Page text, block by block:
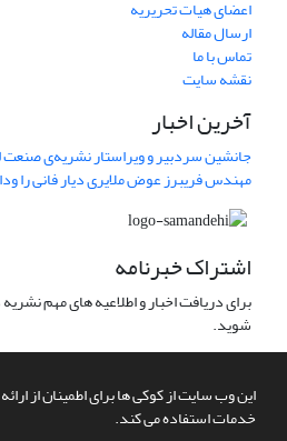
این وب سایت از کوکی ها برای اطمینان از
خدمات استفاده می کند.
اعضای هیات تحریریه
ارسال مقاله
تماس با ما
نقشه سایت
آخرین اخبار
جانشین سردبیر و ویراستار نشریه‌ی صنعت
مهندس فریبرز عوض ملایری دیار فانی را
اشتراک خبرنامه
برای دریافت اخبار و اطلاعیه های مهم
شوید.